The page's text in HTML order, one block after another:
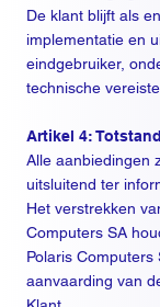
De klant blijft als
implementatie en
eindgebruiker,
technische
Artikel 4:
Alle aanbiedingen
uitsluitend ter
Het verstrekken
Computers SA
Polaris
aanvaarding van